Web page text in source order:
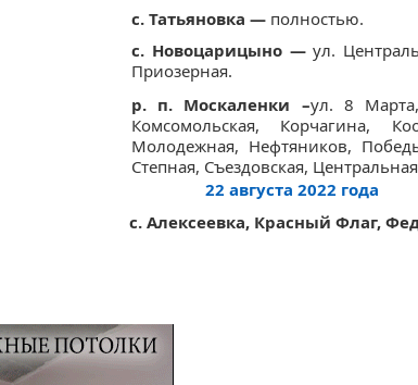
с. Татьяновка — полностью.
с. Новоцарицыно —ул.
Приозерная.
р. п. Москаленки –ул. 8
Комсомольская, Корчагина,
Молодежная, Нефтяников,
Степная, Съездовская,
22 августа 2022 года
с. Алексеевка, Красный Флаг,